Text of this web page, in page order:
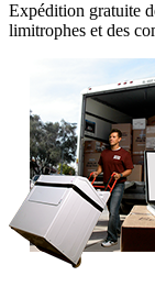
Expédition gratuite
limitrophes et des